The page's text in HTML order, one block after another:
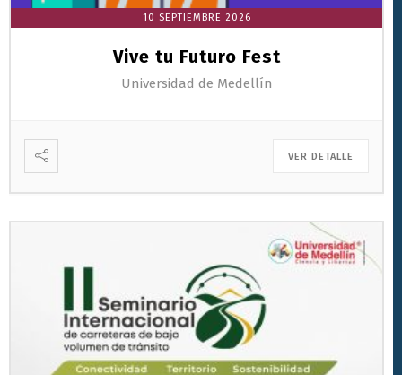
10 SEPTIEMBRE 2026
Vive tu Futuro Fest
Universidad de Medellín
VER DETALLE